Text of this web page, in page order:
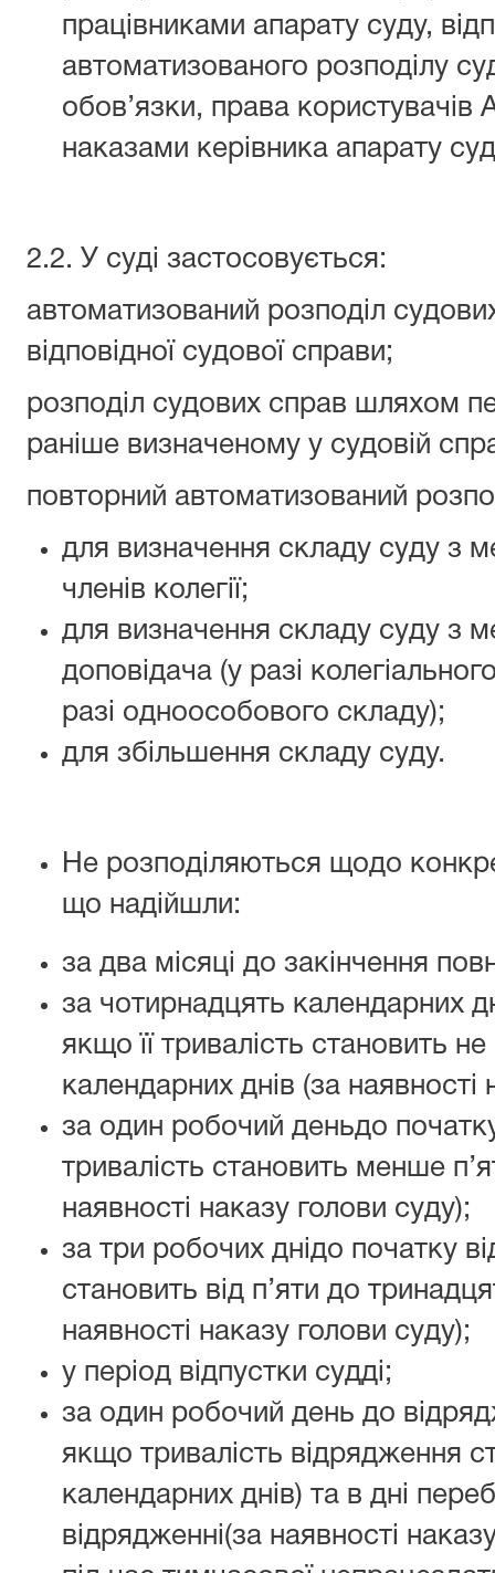
працівниками апарату суду,
автоматизованого розподілу
обов’язки, права
наказами керівника апарату
2.2. У суді застосовується:
автоматизований розподіл
відповідної судової справи;
розподіл судових справ шляхом
раніше визначеному у судовій
повторний автоматизований
для визначення складу суду з
членів колегії;
для визначення складу суду з
доповідача (у разі
разі одноособового складу);
для збільшення складу суду.
Не розподіляються щодо
що надійшли:
за два місяці до закінчення
за чотирнадцять календарних
якщо її тривалість становить
календарних днів (за наявності
за один робочий деньдо
тривалість становить менше
наявності наказу голови суду);
за три робочих днідо початку
становить від п’яти до
наявності наказу голови суду);
у період відпустки судді;
за один робочий день до
якщо тривалість відрядження
календарних днів) та в дні
відрядженні(за наявності